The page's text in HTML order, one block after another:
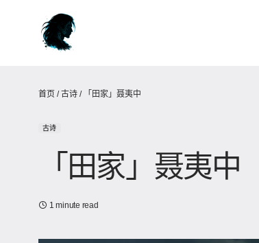
首页 /古诗 / 「田家」聂夷中
古诗
「田家」聂夷中
1 minute read